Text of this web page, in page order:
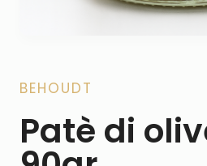
BEHOUDT
Patè di